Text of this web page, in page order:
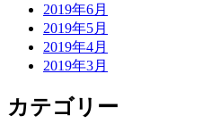
2019年6月
2019年5月
2019年4月
2019年3月
カテゴリー